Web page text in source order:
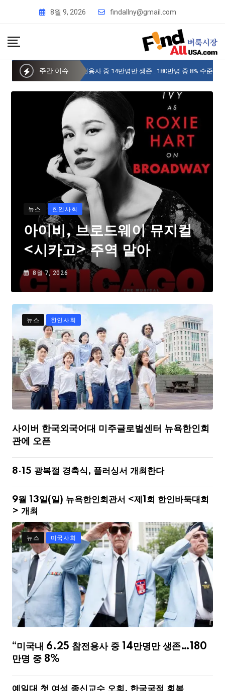
8월 9, 2026 findallny@gmail.com
주간 이슈 사이버 한국외국어대 미주글로벌센터 뉴욕
뉴스 한인사회
아이비, 브로드웨이 뮤지컬
<시카고> 주역 맡아
8월 7, 2026
뉴스 한인사회
사이버 한국외국어대 미주글로벌센터 뉴욕한인회
관에 오픈
8·15 광복절 경축식, 플러싱서 개최한다
9월 13일(일) 뉴욕한인회관서 <제1회 한인바둑대회
> 개최
뉴스 미국사회
“미국내 6.25 참전용사 중 14만명만 생존…180
만명 중 8%
예일대 첫 여성 종신교수 오희, 한국국적 회복